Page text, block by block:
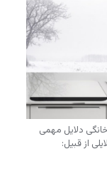
دلایل مهمی
از قبیل: